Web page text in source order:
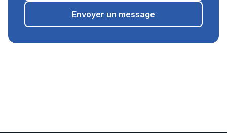
Envoyer un message